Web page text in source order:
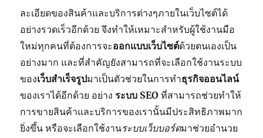
ละเอียดของสินค้าและบริการต่างๆภายในเว็บไซต์ได้
อย่างรวดเร็วอีกด้วย จึงทำให้เหมาะสำหรับผู้ใช้งานมือ
ใหม่ทุกคนที่ต้องการจะออกแบบเว็บไซต์ด้วยตนเองเป็น
อย่างมาก และที่สำคัญยังสามารถที่จะเลือกใช้งานระบบ
ของเว็บสำเร็จรูปมาเป็นตัวช่วยในการทำธุรกิจออนไลน์
ของเราได้อีกด้วย อย่าง ระบบ SEO ที่สามารถช่วยทำให้
การขายสินค้าและบริการของเรานั้นมีประสิทธิภาพมาก
ยิ่งขึ้น หรือจะเลือกใช้งานระบบเว็บบอร์ดมาช่วยอำนวย